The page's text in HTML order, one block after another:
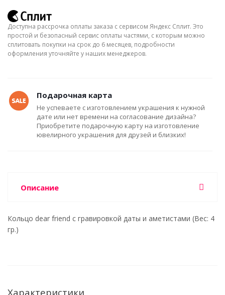
Доступна рассрочка оплаты заказа с сервисом Яндекс Сплит. Это
простой и безопасный сервис оплаты частями, с которым можно
сплитовать покупки на срок до 6 месяцев, подробности
оформления уточняйте у наших менеджеров.
Подарочная карта
Не успеваете с изготовлением украшения к нужной
дате или нет времени на согласование дизайна?
Приобретите подарочную карту на изготовление
ювелирного украшения для друзей и близких!
Описание
Кольцо dear friend с гравировкой даты и аметистами (Вес: 4
гр.)
Характеристики